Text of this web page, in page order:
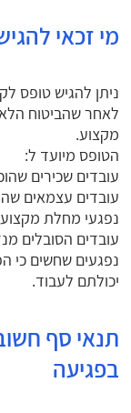
מי זכאי להגיש
לאחר שהביטוח
מקצוע.
הטופס מיועד ל:
עובדים שכירים
עובדים עצמאים
נפגעי מחלת מקצוע
עובדים הסובלים
נפגעים שחשים כי
יכולתם לעבוד.
תנאי סף
בפגיעה